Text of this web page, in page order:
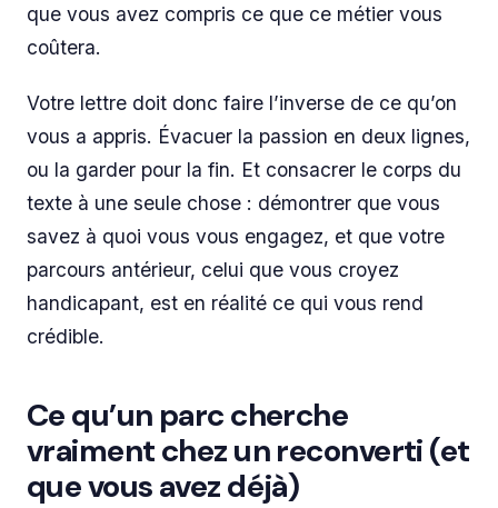
que vous avez compris ce que ce métier vous
coûtera.
Votre lettre doit donc faire l’inverse de ce qu’on
vous a appris. Évacuer la passion en deux lignes,
ou la garder pour la fin. Et consacrer le corps du
texte à une seule chose : démontrer que vous
savez à quoi vous vous engagez, et que votre
parcours antérieur, celui que vous croyez
handicapant, est en réalité ce qui vous rend
crédible.
Ce qu’un parc cherche
vraiment chez un reconverti (et
que vous avez déjà)